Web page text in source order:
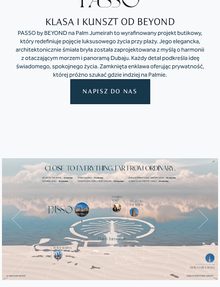
KLASA I KUNSZT OD BEYOND
PASSO by BEYOND na Palm Jumeirah to wyrafinowany projekt butikowy,
który redefiniuje pojęcie luksusowego życia przy plaży. Jego elegancka,
architektonicznie śmiała bryła została zaprojektowana z myślą o harmonii
z otaczającym morzem i panoramą Dubaju. Każdy detal podkreśla ideę
świadomego, spokojnego życia. Zamknięta enklawa oferując prywatność,
której próżno szukać gdzie indziej na Palmie.
NAPISZ DO NAS